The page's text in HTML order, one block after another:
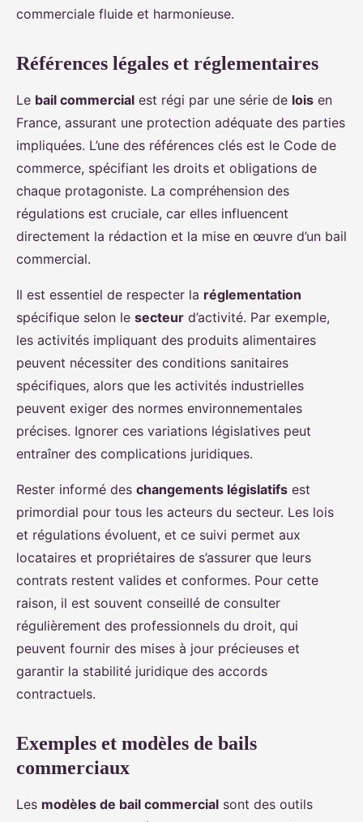
commerciale fluide et harmonieuse.
Références légales et réglementaires
Le bail commercial est régi par une série de lois en
France, assurant une protection adéquate des parties
impliquées. L’une des références clés est le Code de
commerce, spécifiant les droits et obligations de
chaque protagoniste. La compréhension des
régulations est cruciale, car elles influencent
directement la rédaction et la mise en œuvre d’un bail
commercial.
Il est essentiel de respecter la réglementation
spécifique selon le secteur d’activité. Par exemple,
les activités impliquant des produits alimentaires
peuvent nécessiter des conditions sanitaires
spécifiques, alors que les activités industrielles
peuvent exiger des normes environnementales
précises. Ignorer ces variations législatives peut
entraîner des complications juridiques.
Rester informé des changements législatifs est
primordial pour tous les acteurs du secteur. Les lois
et régulations évoluent, et ce suivi permet aux
locataires et propriétaires de s’assurer que leurs
contrats restent valides et conformes. Pour cette
raison, il est souvent conseillé de consulter
régulièrement des professionnels du droit, qui
peuvent fournir des mises à jour précieuses et
garantir la stabilité juridique des accords
contractuels.
Exemples et modèles de bails
commerciaux
Les modèles de bail commercial sont des outils